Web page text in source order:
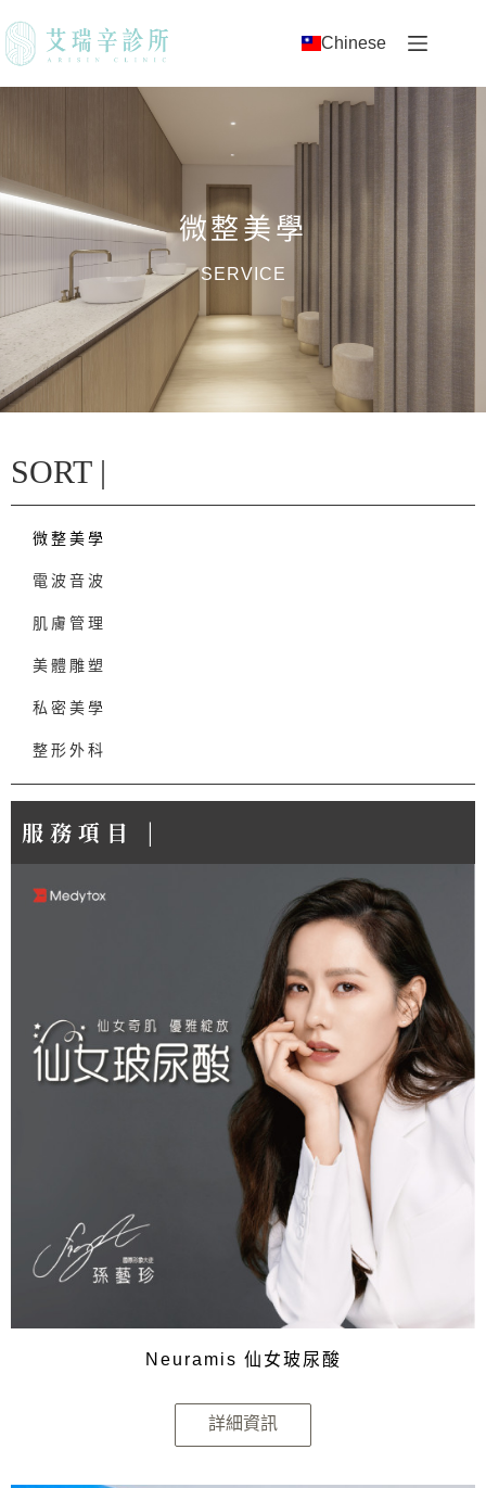
Chinese
微整美學
SERVICE
SORT |
微整美學
電波音波
肌膚管理
美體雕塑
私密美學
整形外科
服務項目 |
Neuramis 仙女玻尿酸
詳細資訊